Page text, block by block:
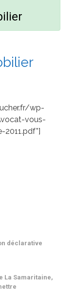
wp-
vous-
déclarative
La Samaritaine,